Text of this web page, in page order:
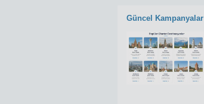
Güncel Kampanyalar